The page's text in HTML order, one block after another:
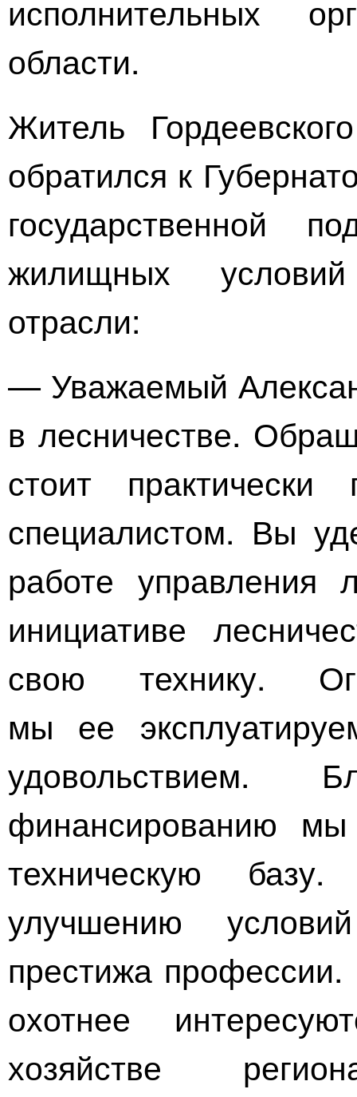
исполнительных
области.
Житель
обратился к
государственной
жилищных
отрасли:
— Уважаемый
в лесничестве.
стоит
специалистом. Вы
работе управления
инициативе
свою технику.
мы ее
удовольствием.
финансированию
техническую базу.
улучшению
престижа
охотнее
хозяйстве